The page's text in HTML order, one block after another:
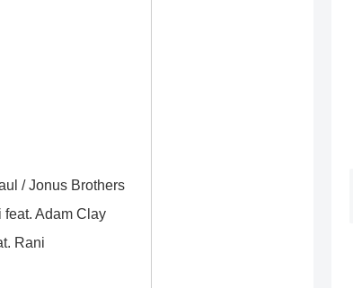
/ Jonus Brothers
Adam Clay
Rani